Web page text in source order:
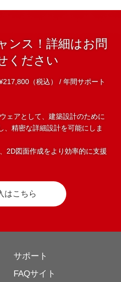
ンス！詳細はお問
ください
（税込） / 年間サポート
ェアとして、建築設計のために
、精密な詳細設計を可能にしま
2D図面作成をより効率的に支援
はこちら
サポート
FAQサイト